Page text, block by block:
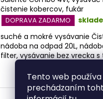
Tento web
prechádzaním
čistenie kobercov, fukár
DOPRAVA ZADARMO
suché a mokré vysávanie
nádoba na odpad 20L,
filter, vysávanie bez vrecka